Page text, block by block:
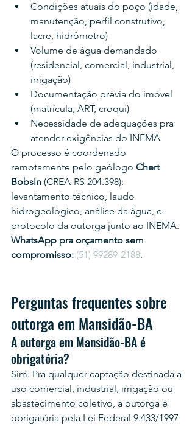
Condições atuais do poço (idade,
manutenção, perfil construtivo,
lacre, hidrômetro)
Volume de água demandado
(residencial, comercial, industrial,
irrigação)
Documentação prévia do imóvel
(matrícula, ART, croqui)
Necessidade de adequações pra
atender exigências do INEMA
O processo é coordenado
remotamente pelo geólogo Chert
Bobsin (CREA-RS 204.398):
levantamento técnico, laudo
hidrogeológico, análise da água, e
protocolo da outorga junto ao INEMA.
WhatsApp pra orçamento sem
compromisso: (51) 99289-2188.
Perguntas frequentes sobre
outorga em Mansidão-BA
A outorga em Mansidão-BA é
obrigatória?
Sim. Pra qualquer captação destinada a
uso comercial, industrial, irrigação ou
abastecimento coletivo, a outorga é
obrigatória pela Lei Federal 9.433/1997